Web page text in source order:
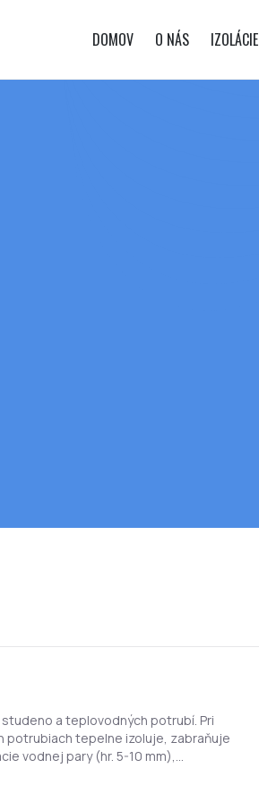
DOMOV O NÁS IZOLÁCIE
a teplovodných potrubí. Pri
potrubiach tepelne izoluje, zabraňuje
vodnej pary (hr. 5-10 mm),